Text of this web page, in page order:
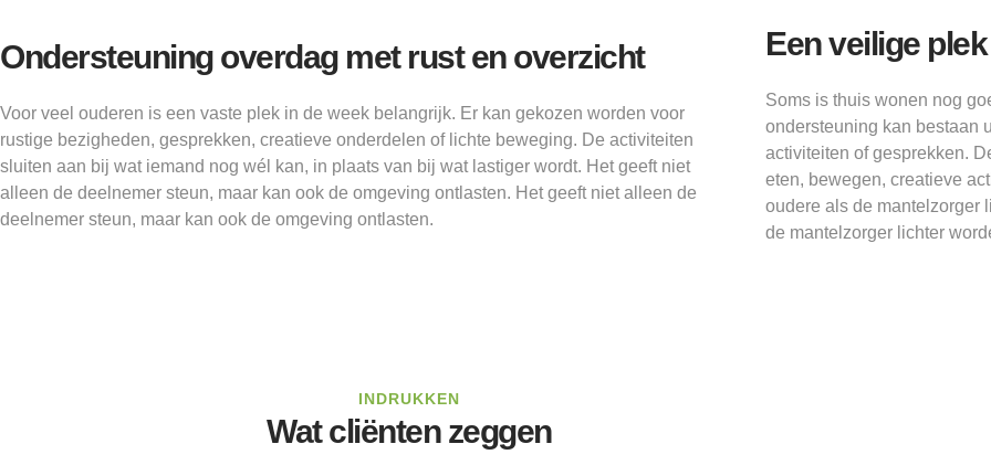
Ondersteuning overdag met rust en overzicht
Voor veel ouderen is een vaste plek in de week belangrijk. Er kan gekozen worden voor
rustige bezigheden, gesprekken, creatieve onderdelen of lichte beweging. De activiteiten
sluiten aan bij wat iemand nog wél kan, in plaats van bij wat lastiger wordt. Het geeft niet
alleen de deelnemer steun, maar kan ook de omgeving ontlasten. Het geeft niet alleen de
deelnemer steun, maar kan ook de omgeving ontlasten.
Een veilige
Soms is thuis wonen nog
ondersteuning kan bestaan
activiteiten of gesprekken.
eten, bewegen, creatieve
oudere als de mantelzorger
de mantelzorger lichter
INDRUKKEN
Wat cliënten zeggen